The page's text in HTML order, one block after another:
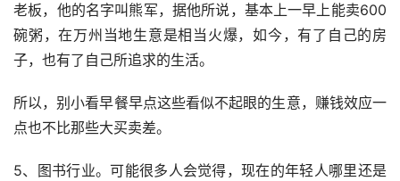
老板，他的名字叫熊军，据他所说，基本上一早上能卖600
碗粥，在万州当地生意是相当火爆，如今，有了自己的房
子，也有了自己所追求的生活。
所以，别小看早餐早点这些看似不起眼的生意，赚钱效应一
点也不比那些大买卖差。
5、图书行业。可能很多人会觉得，现在的年轻人哪里还是